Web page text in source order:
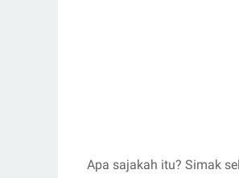
Apa sajakah itu? Simak